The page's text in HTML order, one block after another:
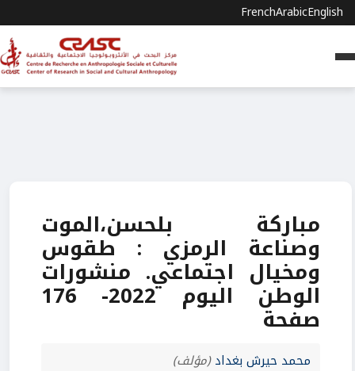
FrenchArabicEnglish
مباركة بلحسن،الموت
وصناعة الرمزي : طقوس
ومخيال اجتماعي. منشورات
الوطن اليوم 2022- 176
صفحة
محمد حيرش بغداد(مؤلف)